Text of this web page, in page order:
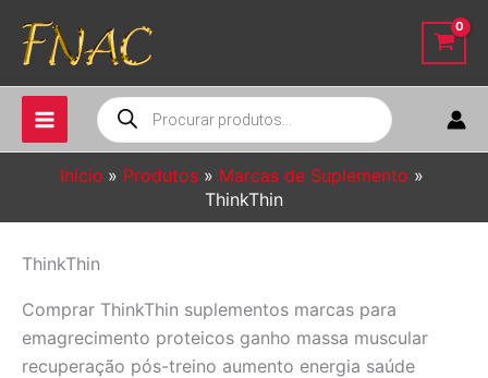
para
conteúdo
Pesquisar
produtos
Início Produtos
Marcas de Suplemento
ThinkThin
ThinkThin
Comprar ThinkThin suplementos marcas para
emagrecimento proteicos ganho massa muscular
recuperação pós-treino aumento energia saúde